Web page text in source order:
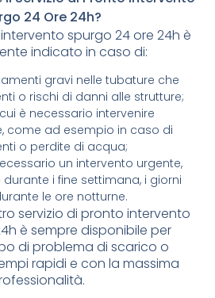
24 Ore 24h?
spurgo 24 ore 24h è
indicato in caso di:
gravi nelle tubature che
o rischi di danni alle strutture;
è necessario intervenire
come ad esempio in caso di
o perdite di acqua;
un intervento urgente,
i fine settimana, i giorni
le ore notturne.
servizio di pronto intervento
è sempre disponibile per
di problema di scarico o
rapidi e con la massima